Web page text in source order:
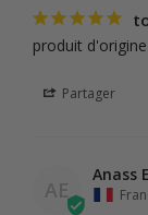
produit
Partager
AE
Anass